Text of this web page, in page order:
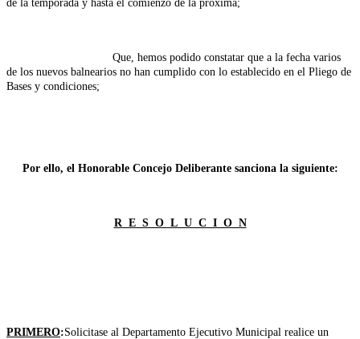
de la temporada y hasta el comienzo de la próxima;
Que, hemos podido constatar que a la fecha varios
de los nuevos balnearios no han cumplido con lo establecido en el Pliego de
Bases y condiciones;
Por ello, el Honorable Concejo Deliberante sanciona la siguiente:
R E S O L U C I O N
PRIMERO:Solicitase al Departamento Ejecutivo Municipal realice un